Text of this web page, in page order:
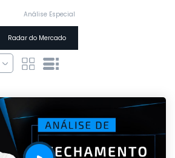
Análise Especial
Radar do Mercado